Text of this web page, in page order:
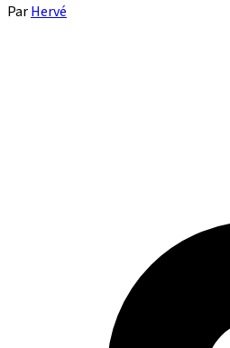
ParHervé